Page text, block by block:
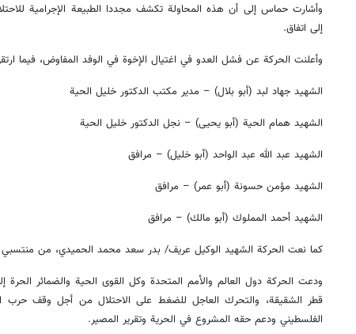
وأشارت حماس إلى أن هذه المحاولة تكشف مجددا الطبيعة الإجرامية
إلى اتفاق.
وأعلنت الحركة عن فشل العدو في اغتيال الإخوة في الوفد المفاوض، فيما
الشهيد جهاد لبد (أبو بلال) – مدير مكتب الدكتور خليل الحية
الشهيد همام الحية (أبو يحيى) – نجل الدكتور خليل الحية
الشهيد عبد الله عبد الواحد (أبو خليل) – مرافق
الشهيد مؤمن حسونة (أبو عمر) – مرافق
الشهيد أحمد المملوك (أبو مالك) – مرافق
كما نعت الحركة الشهيد الوكيل عريف/ بدر سعد محمد الحميدي، من منتسبي
ودعت الحركة دول العالم والأمم المتحدة وكل القوى الحية والضمائر الحرة
قطر الشقيقة، والتحرك العاجل للضغط على الاحتلال من أجل وقف حرب
الفلسطيني ودعم حقه المشروع في الحرية وتقرير المصير.